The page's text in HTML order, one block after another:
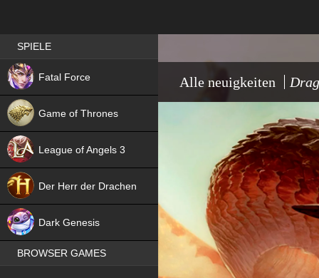
Alle neuigkeiten
Best RPG games in Germany
SPIELE
Fatal Force
NEW
Game of Thrones
League of Angels 3
Der Herr der Drachen
Dark Genesis
BROWSER GAMES